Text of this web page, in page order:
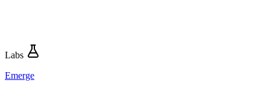
Labs
Emerge